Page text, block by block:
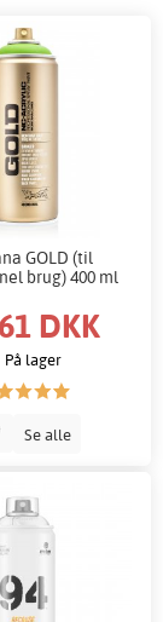
GOLD (til
brug) 400 ml
61 DKK
På lager
Se alle